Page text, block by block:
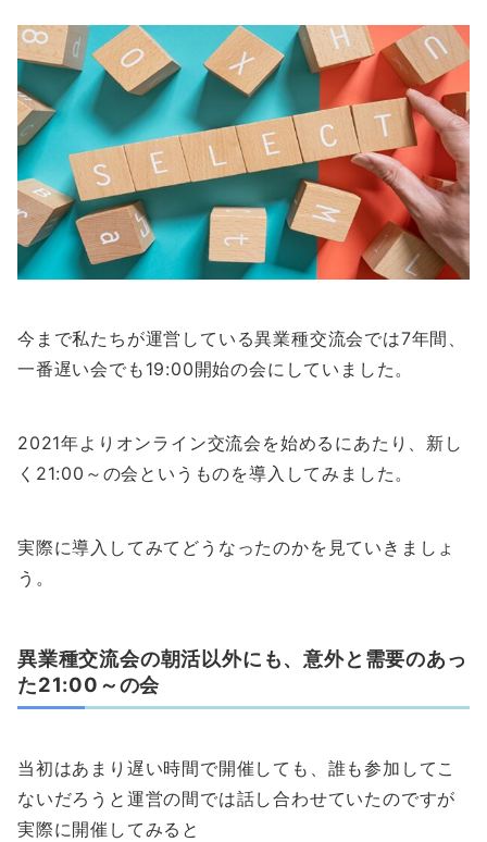
今まで私たちが運営している異業種交流会では7年間、
一番遅い会でも19:00開始の会にしていました。
2021年よりオンライン交流会を始めるにあたり、新し
く21:00～の会というものを導入してみました。
実際に導入してみてどうなったのかを見ていきましょ
う。
異業種交流会の朝活以外にも、意外と需要のあっ
た21:00～の会
当初はあまり遅い時間で開催しても、誰も参加してこ
ないだろうと運営の間では話し合わせていたのですが
実際に開催してみると